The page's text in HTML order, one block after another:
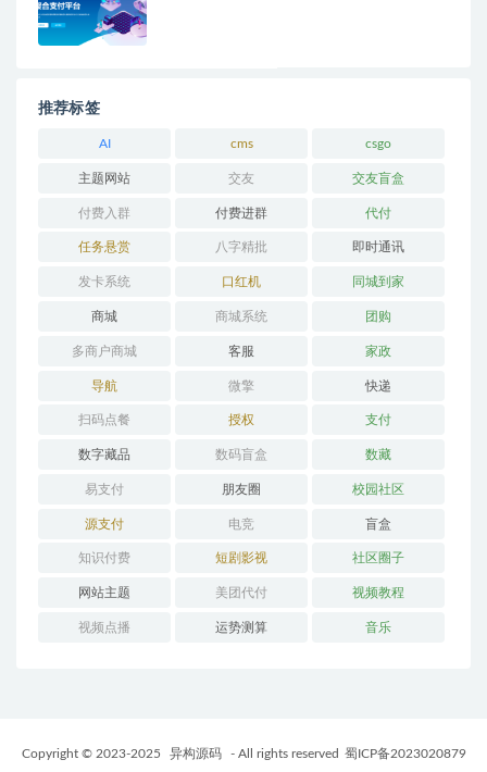
推荐标签
AI cms csgo
主题网站 交友 交友盲盒
付费入群 付费进群 代付
任务悬赏 八字精批 即时通讯
发卡系统 口红机 同城到家
商城 商城系统 团购
多商户商城 客服 家政
导航 微擎 快递
扫码点餐 授权 支付
数字藏品 数码盲盒 数藏
易支付 朋友圈 校园社区
源支付 电竞 盲盒
知识付费 短剧影视 社区圈子
网站主题 美团代付 视频教程
视频点播 运势测算 音乐
Copyright © 2023-2025 异构源码 - All rights reserved 蜀ICP备2023020879